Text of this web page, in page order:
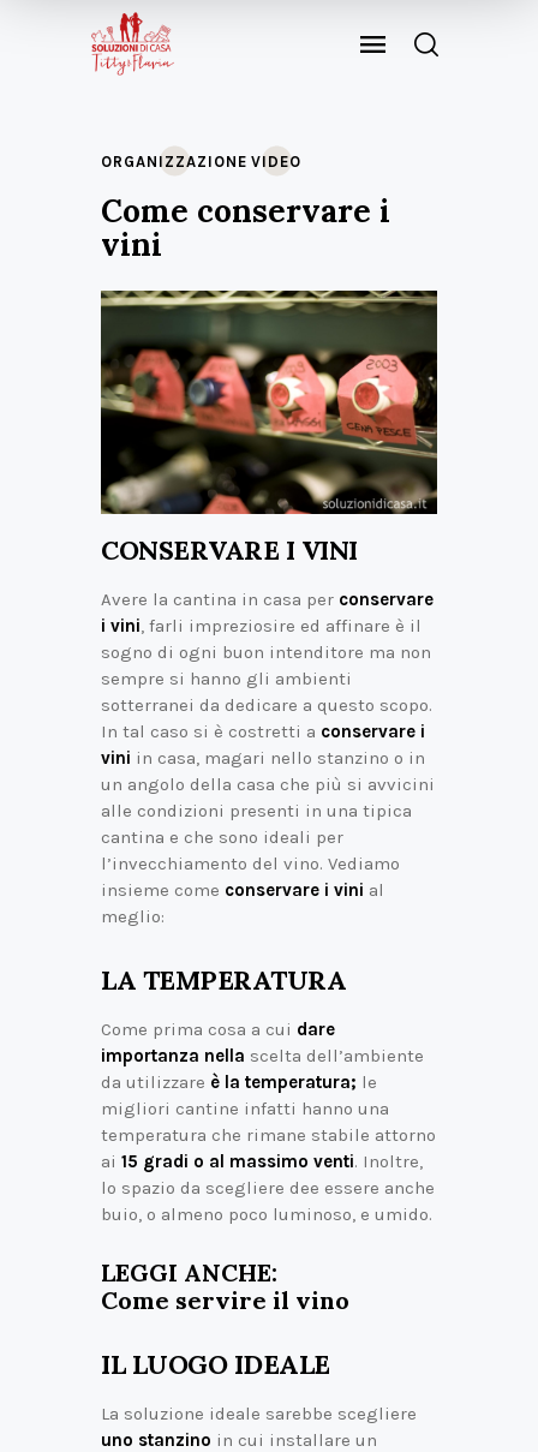
ORGANIZZAZIONE VIDEO
Come conservare i
vini
CONSERVARE I VINI
Avere la cantina in casa per conservare
i vini, farli impreziosire ed affinare è il
sogno di ogni buon intenditore ma non
sempre si hanno gli ambienti
sotterranei da dedicare a questo scopo.
In tal caso si è costretti a conservare i
vini in casa, magari nello stanzino o in
un angolo della casa che più si avvicini
alle condizioni presenti in una tipica
cantina e che sono ideali per
l’invecchiamento del vino. Vediamo
insieme come conservare i vini al
meglio:
LA TEMPERATURA
Come prima cosa a cui dare
importanza nella scelta dell’ambiente
da utilizzare è la temperatura; le
migliori cantine infatti hanno una
temperatura che rimane stabile attorno
ai 15 gradi o al massimo venti. Inoltre,
lo spazio da scegliere dee essere anche
buio, o almeno poco luminoso, e umido.
LEGGI ANCHE:
Come servire il vino
IL LUOGO IDEALE
La soluzione ideale sarebbe scegliere
uno stanzino in cui installare un